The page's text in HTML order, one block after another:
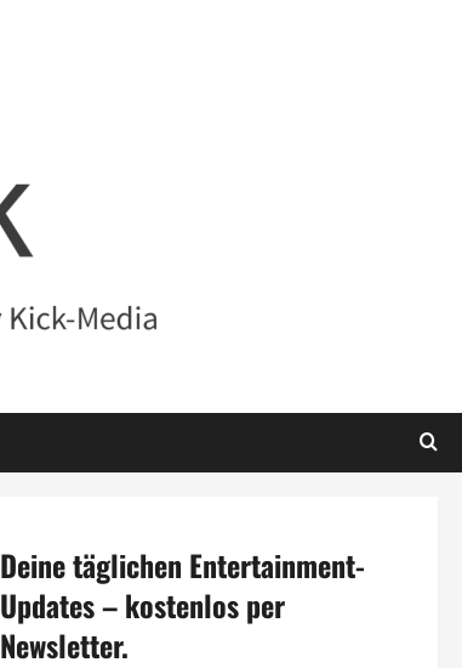
Deine täglichen Entertainment-
Updates – kostenlos per
Newsletter.